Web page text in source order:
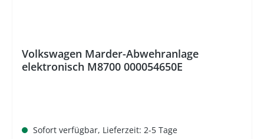
Volkswagen Marder-Abwehranlage
elektronisch M8700 000054650E
Sofort verfügbar, Lieferzeit: 2-5 Tage